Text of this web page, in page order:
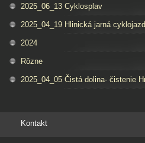
2025_06_13 Cyklosplav
2025_04_19 Hlinická jarná
2024
Rôzne
2025_04_05 Čistá dolina- čistenie
Kontakt